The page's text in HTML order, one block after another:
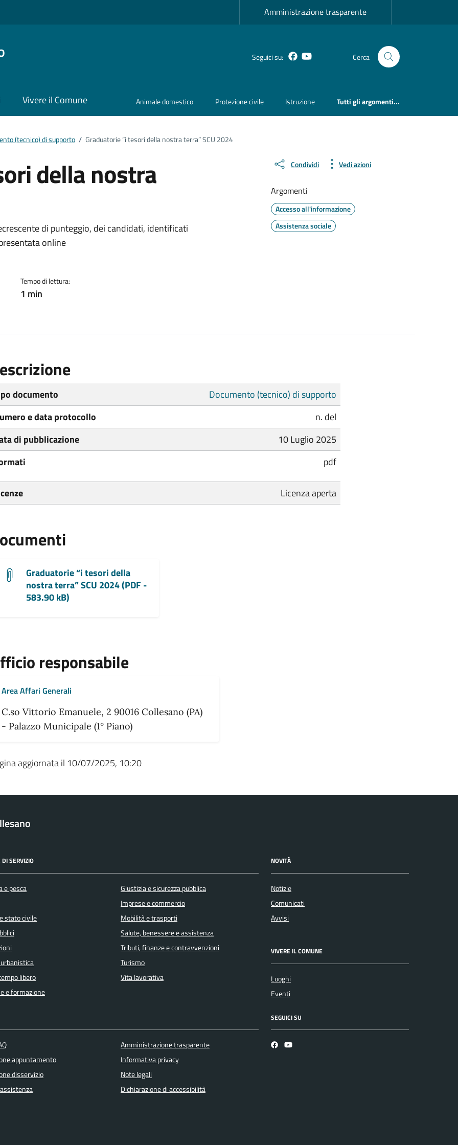
Amministrazione trasparente
Seguici su: Facebook
YouTube Cerca
Vivere il Comune Animale domestico Protezione civile Istruzione Tutti gli argomenti...
(tecnico) di supporto / Graduatorie “i tesori della nostra terra” SCU 2024
della nostra
di punteggio, dei candidati, identificati
online
Tempo di lettura:
1 min
Condividi Vedi azioni
Argomenti
Accesso all'informazione
Assistenza sociale
documento
Documento (tecnico) di supporto
e data protocollo
n. del
di pubblicazione
10 Luglio 2025
pdf
Licenza aperta
Graduatorie “i tesori della
nostra terra” SCU 2024 (PDF -
583.90 kB)
responsabile
Area Affari Generali
C.so Vittorio Emanuele, 2 90016 Collesano (PA)
- Palazzo Municipale (1° Piano)
aggiornata il 10/07/2025, 10:20
DI SERVIZIO
e pesca
stato civile
libero
e formazione
Giustizia e sicurezza pubblica
Imprese e commercio
Mobilità e trasporti
Salute, benessere e assistenza
Tributi, finanze e contravvenzioni
Turismo
Vita lavorativa
NOVITÀ
Notizie
Comunicati
Avvisi
VIVERE IL COMUNE
Luoghi
Eventi
appuntamento
disservizio
Amministrazione trasparente
Informativa privacy
Note legali
Dichiarazione di accessibilità
SEGUICI SU
FacebookYouTube